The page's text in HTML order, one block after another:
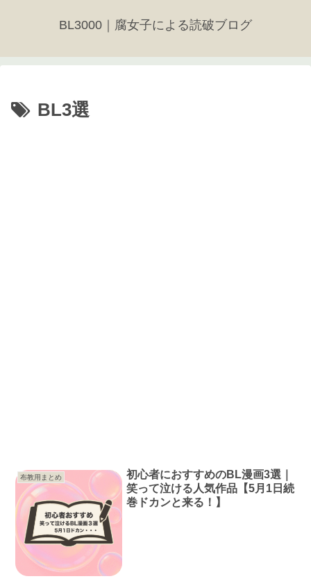
BL3000｜腐女子による読破ブログ
BL3選
布教用まとめ
初心者におすすめのBL漫画3選｜
笑って泣ける人気作品【5月1日続
巻ドカンと来る！】